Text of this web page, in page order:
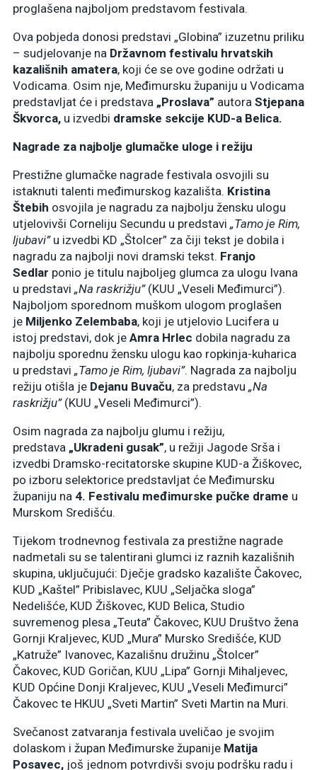
proglašena najboljom predstavom festivala.
Ova pobjeda donosi predstavi „Globina” izuzetnu priliku
– sudjelovanje na Državnom festivalu hrvatskih
kazališnih amatera, koji će se ove godine održati u
Vodicama. Osim nje, Međimursku županiju u Vodicama
predstavljat će i predstava „Proslava” autora Stjepana
Škvorca, u izvedbi dramske sekcije KUD-a Belica.
Nagrade za najbolje glumačke uloge i režiju
Prestižne glumačke nagrade festivala osvojili su
istaknuti talenti međimurskog kazališta. Kristina
Štebih osvojila je nagradu za najbolju žensku ulogu
utjelovivši Corneliju Secundu u predstavi „Tamo je Rim,
ljubavi”u izvedbi KD „Štolcer” za čiji tekst je dobila i
nagradu za najbolji novi dramski tekst. Franjo
Sedlar ponio je titulu najboljeg glumca za ulogu Ivana
u predstavi „Na raskrižju”(KUU „Veseli Međimurci”).
Najboljom sporednom muškom ulogom proglašen
je Miljenko Zelembaba, koji je utjelovio Lucifera u
istoj predstavi, dok je Amra Hrlec dobila nagradu za
najbolju sporednu žensku ulogu kao ropkinja-kuharica
u predstavi „Tamo je Rim, ljubavi”. Nagrada za najbolju
režiju otišla je Dejanu Buvaču, za predstavu „Na
raskrižju”(KUU „Veseli Međimurci”).
Osim nagrada za najbolju glumu i režiju,
predstava „Ukradeni gusak”, u režiji Jagode Srša i
izvedbi Dramsko-recitatorske skupine KUD-a Žiškovec,
po izboru selektorice predstavljat će Međimursku
županiju na 4. Festivalu međimurske pučke drame u
Murskom Središću.
Tijekom trodnevnog festivala za prestižne nagrade
nadmetali su se talentirani glumci iz raznih kazališnih
skupina, uključujući: Dječje gradsko kazalište Čakovec,
KUD „Kaštel” Pribislavec, KUU „Seljačka sloga”
Nedelišće, KUD Žiškovec, KUD Belica, Studio
suvremenog plesa „Teuta” Čakovec, KUU Društvo žena
Gornji Kraljevec, KUD „Mura” Mursko Središće, KUD
„Katruže” Ivanovec, Kazališnu družinu „Štolcer”
Čakovec, KUD Goričan, KUU „Lipa” Gornji Mihaljevec,
KUD Općine Donji Kraljevec, KUU „Veseli Međimurci”
Čakovec te HKUU „Sveti Martin” Sveti Martin na Muri.
Svečanost zatvaranja festivala uveličao je svojim
dolaskom i župan Međimurske županije Matija
Posavec, još jednom potvrdivši svoju podršku radu i